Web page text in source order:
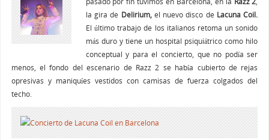
la gira de Delirium,el nuevo disco de Lacuna Coil.
El último trabajo de los italianos retoma un sonido
más duro y tiene un hospital psiquiátrico como hilo
conceptual y para el concierto, que no podía ser
menos, el fondo del escenario de Razz 2 se había cubierto de rejas
opresivas y maniquíes vestidos con camisas de fuerza colgados del
techo.